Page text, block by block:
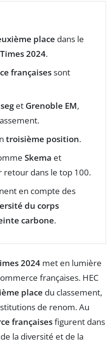
place dans le
2024.
françaisessont
et Grenoble EM,
troisième position.
Skema et
retour dans le top 100.
en compte des
du corps
carbone.
2024 met en lumière
françaises. HEC
place du classement,
de renom. Au
françaisesfigurent dans
la diversité et de la